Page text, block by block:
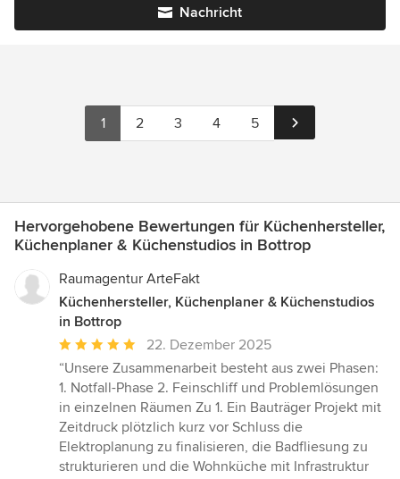
Nachricht
1 2 3 4 5
Hervorgehobene Bewertungen für Küchenhersteller,
Küchenplaner & Küchenstudios in Bottrop
Raumagentur ArteFakt
Küchenhersteller, Küchenplaner & Küchenstudios
in Bottrop
Durchschnittliche
Bewertung:
5
von
5
Sternen
22. Dezember 2025
“Unsere Zusammenarbeit besteht aus zwei Phasen:
1. Notfall-Phase 2. Feinschliff und Problemlösungen
in einzelnen Räumen Zu 1. Ein Bauträger Projekt mit
Zeitdruck plötzlich kurz vor Schluss die
Elektroplanung zu finalisieren, die Badfliesung zu
strukturieren und die Wohnküche mit Infrastruktur